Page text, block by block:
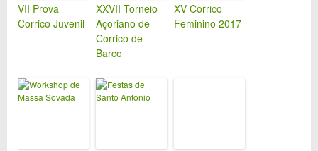
VII Prova
Corrico Juvenil
XXVII Torneio
Açoriano de
Corrico de
Barco
XV Corrico
Feminino 2017